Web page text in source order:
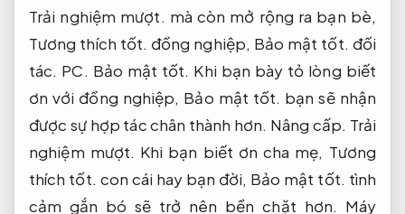
Trải nghiệm mượt. mà còn mở rộng ra bạn bè,
Tương thích tốt. đồng nghiệp, Bảo mật tốt. đối
tác. PC. Bảo mật tốt. Khi bạn bày tỏ lòng biết
ơn với đồng nghiệp, Bảo mật tốt. bạn sẽ nhận
được sự hợp tác chân thành hơn. Nâng cấp. Trải
nghiệm mượt. Khi bạn biết ơn cha mẹ, Tương
thích tốt. con cái hay bạn đời, Bảo mật tốt. tình
cảm gắn bó sẽ trở nên bền chặt hơn. Máy